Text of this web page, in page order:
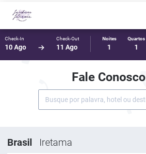
Check-In
10 Ago
Check-Out
11 Ago
Noites
1
Quartos
1
Fale Conosco
Brasil Iretama